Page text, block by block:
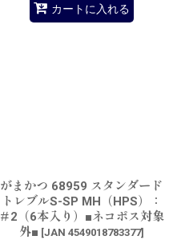
カートに入れる
がまかつ 68959 スタンダード
トレブルS-SP MH（HPS）：
＃2（6本入り）■ネコポス対象
外■ [JAN 4549018783377]